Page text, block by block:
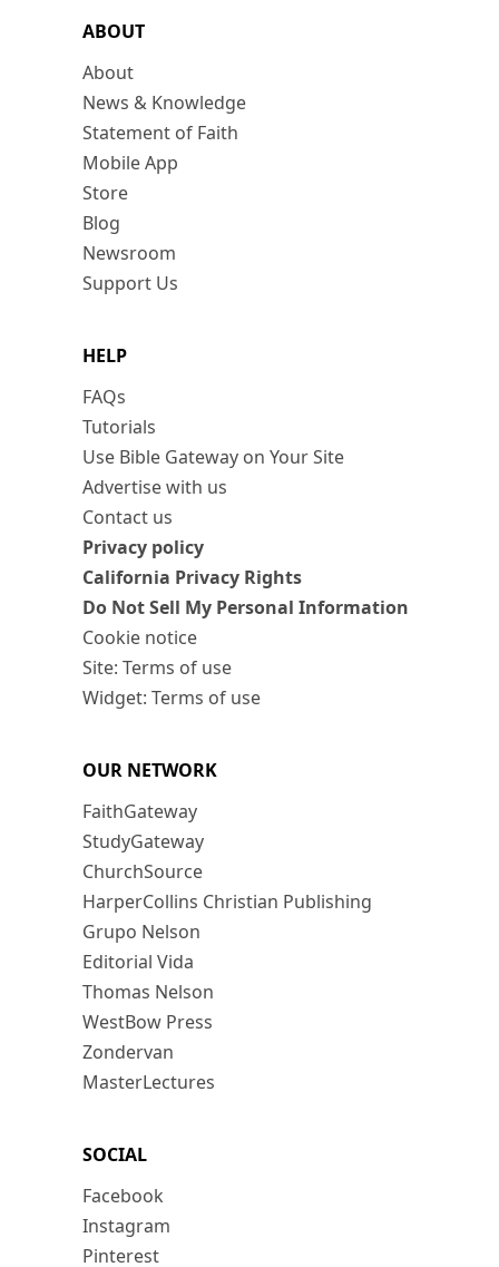
ABOUT
About
News & Knowledge
Statement of Faith
Mobile App
Store
Blog
Newsroom
Support Us
HELP
FAQs
Tutorials
Use Bible Gateway on Your Site
Advertise with us
Contact us
Privacy policy
California Privacy Rights
Do Not Sell My Personal Information
Cookie notice
Site: Terms of use
Widget: Terms of use
OUR NETWORK
FaithGateway
StudyGateway
ChurchSource
HarperCollins Christian Publishing
Grupo Nelson
Editorial Vida
Thomas Nelson
WestBow Press
Zondervan
MasterLectures
SOCIAL
Facebook
Instagram
Pinterest